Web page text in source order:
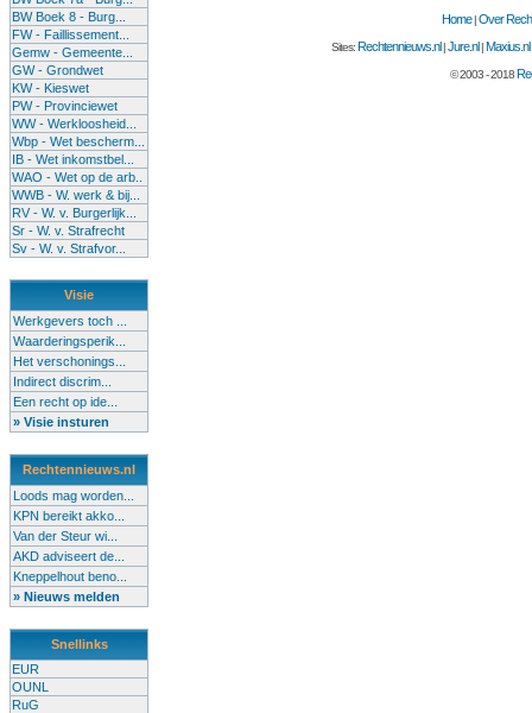
BW Boek 8 - Burg...
FW - Faillissement...
Gemw - Gemeente...
GW - Grondwet
KW - Kieswet
PW - Provinciewet
WW - Werkloosheid...
Wbp - Wet bescherm...
IB - Wet inkomstbel...
WAO - Wet op de arb..
WWB - W. werk & bij...
RV - W. v. Burgerlijk...
Sr - W. v. Strafrecht
Sv - W. v. Strafvor...
Visie
Werkgevers toch ...
Waarderingsperik...
Het verschonings...
Indirect discrim...
Een recht op ide...
» Visie insturen
Rechtennieuws.nl
Loods mag worden...
KPN bereikt akko...
Van der Steur wi...
AKD adviseert de...
Kneppelhout beno...
» Nieuws melden
Snellinks
EUR
OUNL
RuG
Home|Over
Sites:Rechtennieuws.nl |Jure.nl |Maxius.nl
© 2003 - 2018